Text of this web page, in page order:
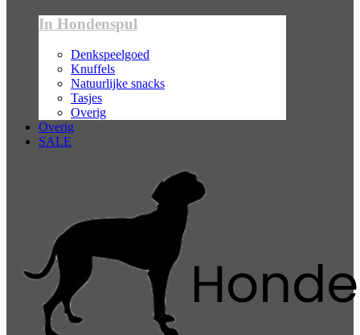
In Hondenspul
Denkspeelgoed
Knuffels
Natuurlijke snacks
Tasjes
Overig
Overig
SALE